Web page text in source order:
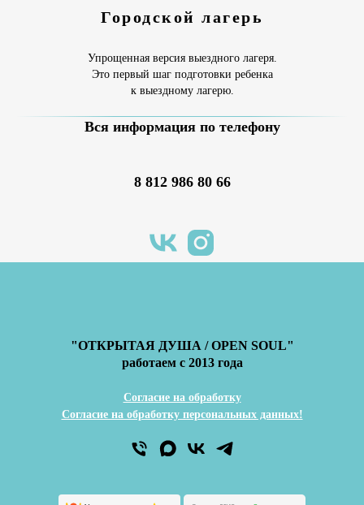
Городской лагерь
Упрощенная версия выездного лагеря.
Это первый шаг подготовки ребенка
к выездному лагерю.
Вся информация по телефону
8 812 986 80 66
"ОТКРЫТАЯ ДУША / OPEN SOUL"
работаем с 2013 года
Согласие на обработку
Согласие на обработку персональных данных!